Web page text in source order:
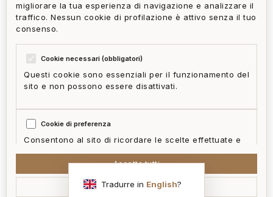
La seconda casa a Marassi può generare
reddito da affitto vacanziero?
McFrancis
mappa del sito
migliorare la tua esperienza di navigazione e analizzare il
traffico. Nessun cookie di profilazione è attivo senza il tuo
consenso.
Cookie necessari (obbligatori)
Questi cookie sono essenziali per il funzionamento del
sito e non possono essere disattivati.
Cookie di preferenza
Consentono al sito di ricordare le scelte effettuate e
Cookie statistici
Accetta tutti
Accetta selezionati
Tradurre in English?